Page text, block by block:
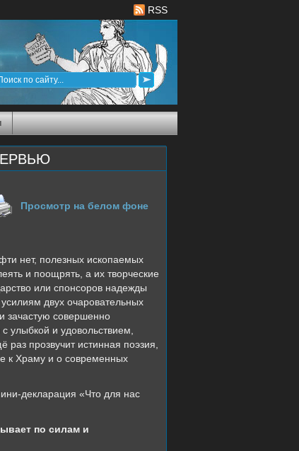
RSS
Просмотр на белом фоне
нет, полезных ископаемых
и поощрять, а их творческие
или спонсоров надежды
двух очаровательных
совершенно
улыбкой и удовольствием,
прозвучит истинная поэзия,
к Храму и о современных
декларация «Что для нас
по силам и